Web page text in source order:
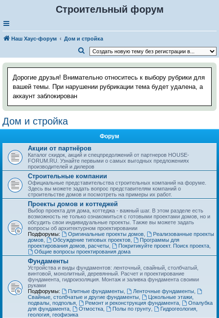
Строительный форум
Наш Хаус-форум
Дом и стройка
о
с
Дорогие друзья! Внимательно относитесь к выбору рубрики для
вашей темы. При нарушении рубрикации тема будет удалена, а
аккаунт заблокирован
Дом и стройка
Форум
Акции от партнёров
Каталог скидок, акций и спецпредолжений от партнеров HOUSE-
FORUM.RU. Узнайте первыми о самых выгодных предложениях
производителей и дилеров
Строительные компании
Официальные представительства строительных компаний на форуме.
Здесь вы можете задать вопрос представителям компаний о
строительстве домов и посмотреть на примеры их работ.
Проекты домов и коттеджей
Выбор проекта для дома, коттеджа - важный шаг. В этом разделе есть
возможность не только ознакомиться с готовыми проектами домов, но и
обсудить свои индивидуальные проекты. Также вы можете задать
вопросы об архитектурном проектировании
Подфорумы:
Оригинальные проекты домов,
Реализованные проекты
домов
Обсуждение типовых проектов,
Программы для
проектирования домов, расчеты
Покритикуйте проект. Поиск проекта,
Общие вопросы проектирования дома
Фундаменты
Устройства и виды фундаментов: ленточный, свайный, столбчатый,
винтовой, монолитный, деревянный. Расчет и проектирование
фундамента, гидроизоляция. Монтаж и заливка фундамента своими
руками
Подфорумы:
Плитные фундаменты, Ленточные фундаменты,
Свайные, столбчатые и другие фундаменты
Цокольные этажи,
подвалы, подполья
Ремонт и реконструкция фундамента,
Опалубка
для фундамента
Отмостка, Полы по грунту,
Гидрогеология,
геология, геофизика